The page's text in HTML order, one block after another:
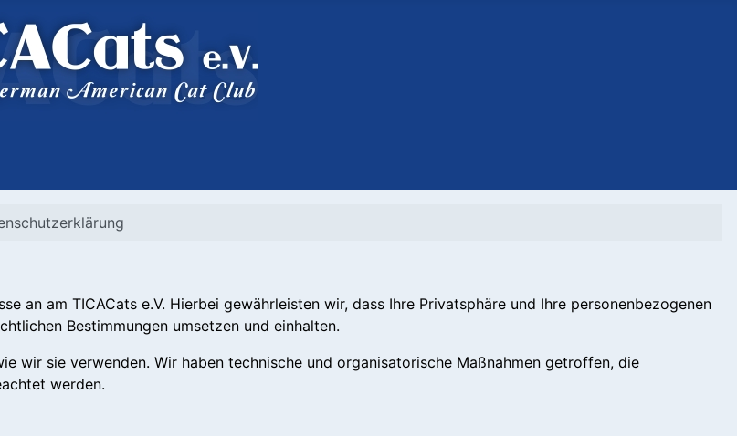
an am TICACats e.V. Hierbei gewährleisten wir, dass Ihre Privatsphäre und Ihre personenbezogenen
Bestimmungen umsetzen und einhalten.
wir sie verwenden. Wir haben technische und organisatorische Maßnahmen getroffen, die
werden.